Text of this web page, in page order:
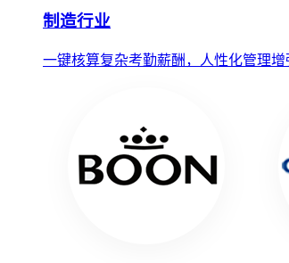
制造行业
一键核算复杂考勤薪酬，人性化管理增